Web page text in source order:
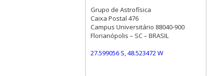
Grupo de Astrofísica
Caixa Postal 476
Campus Universitário 88040-900
Florianópolis – SC – BRASIL
27.599056 S, 48.523472 W